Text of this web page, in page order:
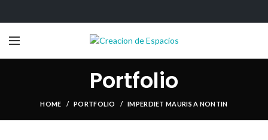
Portfolio
HOME PORTFOLIO IMPERDIET MAURIS A NONTIN